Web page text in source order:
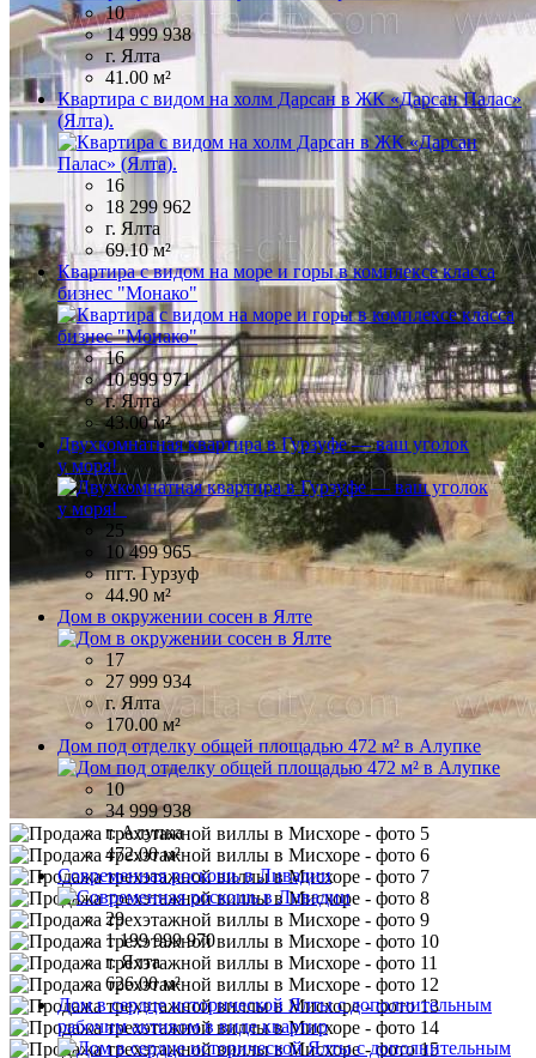
10
14 999 938
г. Ялта
41.00 м²
Квартира с видом на холм Дарсан в ЖК «Дарсан Палас»
(Ялта).
16
18 299 962
г. Ялта
69.10 м²
Квартира с видом на море и горы в комплексе класса
бизнес "Монако"
16
10 999 971
г. Ялта
43.00 м²
Двухкомнатная квартира в Гурзуфе — ваш уголок
у моря!
25
10 499 965
пгт. Гурзуф
44.90 м²
Дом в окружении сосен в Ялте
17
27 999 934
г. Ялта
170.00 м²
Дом под отделку общей площадью 472 м² в Алупке
10
34 999 938
г. Алупка
472.00 м²
Современная роскошь в Ливадии
29
1 199 999 970
г. Ялта
626.00 м²
Дом в сердце исторической Ялты с дополнительным
рабочим активом в виде квартир